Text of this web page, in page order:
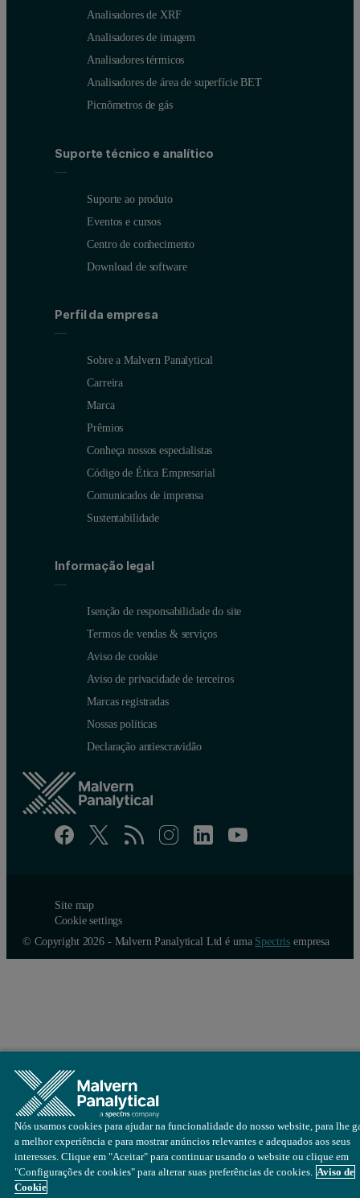
Analisadores de XRF
Analisadores de imagem
Analisadores térmicos
Analisadores de área de superfície BET
Picnômetros de gás
Suporte técnico e analítico
Suporte ao produto
Eventos e cursos
Centro de conhecimento
Download de software
Perfil da empresa
Sobre a Malvern Panalytical
Carreira
Marca
Prêmios
Conheça nossos especialistas
Código de Ética Empresarial
Comunicados de imprensa
Sustentabilidade
Informação legal
Isenção de responsabilidade do site
Termos de vendas & serviços
Aviso de cookie
Aviso de privacidade de terceiros
Marcas registradas
Nossas políticas
Declaração antiescravidão
Site map
Cookie settings
© Copyright 2026 - Malvern Panalytical Ltd é uma Spectris empresa
Nós usamos cookies para ajudar na funcionalidade do nosso website, para lhe
a melhor experiência e para mostrar anúncios relevantes e adequados aos seus
interesses. Clique em "Aceitar" para continuar usando o website ou clique em
"Configurações de cookies" para alterar suas preferências de cookies. Aviso de
Cookie